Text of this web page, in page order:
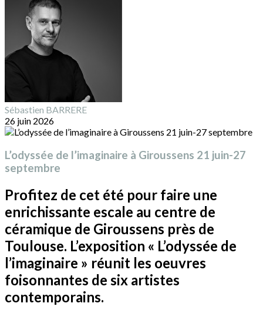
Sébastien BARRERE
26 juin 2026
L’odyssée de l’imaginaire à Giroussens 21 juin-27
septembre
Profitez de cet été pour faire une
enrichissante escale au centre de
céramique de Giroussens près de
Toulouse. L’exposition « L’odyssée de
l’imaginaire » réunit les oeuvres
foisonnantes de six artistes
contemporains.